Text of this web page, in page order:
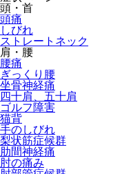
頭・首
頭痛
しびれ
ストレートネック
肩・腰
腰痛
ぎっくり腰
坐骨神経痛
四十肩、五十肩
ゴルフ障害
猫背
手のしびれ
梨状筋症候群
肋間神経痛
肘の痛み